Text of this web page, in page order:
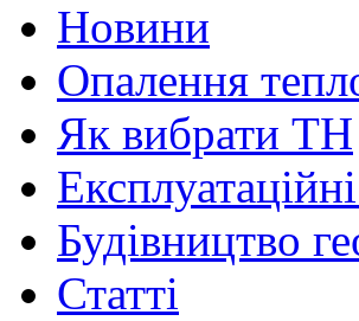
Новини
Опалення
Як вибрати ТН
Будівництво
Статті